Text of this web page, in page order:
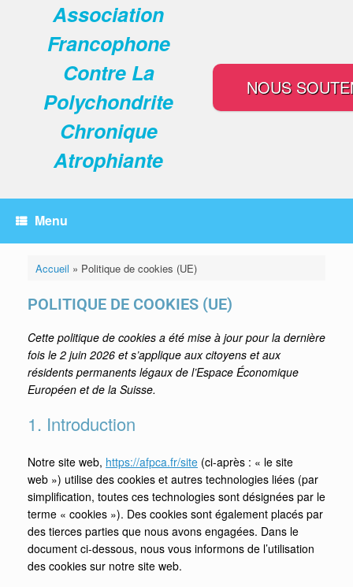
Association
Francophone
Contre La
Polychondrite
Chronique
Atrophiante
NOUS
Menu
Accueil » Politique de cookies (UE)
POLITIQUE DE COOKIES (UE)
Cette politique de cookies a été mise à jour pour la dernière
fois le 2 juin 2026 et s’applique aux citoyens et aux
résidents permanents légaux de l’Espace Économique
Européen et de la Suisse.
1. Introduction
Notre site web, https://afpca.fr/site (ci-après : « le site
web ») utilise des cookies et autres technologies liées (par
simplification, toutes ces technologies sont désignées par le
terme « cookies »). Des cookies sont également placés par
des tierces parties que nous avons engagées. Dans le
document ci-dessous, nous vous informons de l’utilisation
des cookies sur notre site web.